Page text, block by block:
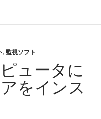
, 監視ソフト
ュータに
をインス